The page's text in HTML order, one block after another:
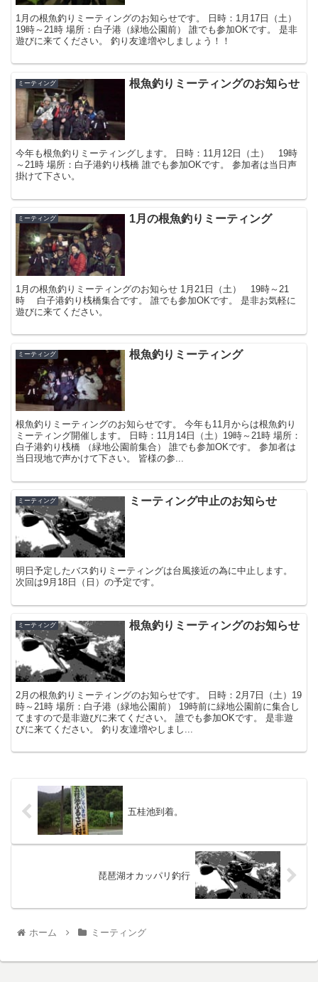
1月の根魚釣りミーティングのお知らせです。 日時：1月17日（土）
19時～21時 場所：白子港（緑地公園前） 誰でも参加OKです。 是非
遊びに来てください。 釣り友達増やしましょう！！
ミーティング 根魚釣りミーティングのお知らせ
今年も根魚釣りミーティングします。 日時：11月12日（土） 19時
～21時 場所：白子港釣り桟橋 誰でも参加OKです。 参加者は当日声
掛けて下さい。
ミーティング 1月の根魚釣りミーティング
1月の根魚釣りミーティングのお知らせ 1月21日（土） 19時～21
時 白子港釣り桟橋集合です。 誰でも参加OKです。 是非お気軽に
遊びに来てください。
ミーティング 根魚釣りミーティング
根魚釣りミーティングのお知らせです。 今年も11月からは根魚釣り
ミーティング開催します。 日時：11月14日（土）19時～21時 場所：
白子港釣り桟橋 （緑地公園前集合） 誰でも参加OKです。 参加者は
当日現地で声かけて下さい。 皆様の参...
ミーティング ミーティング中止のお知らせ
明日予定したバス釣りミーティングは台風接近の為に中止します。
次回は9月18日（日）の予定です。
ミーティング 根魚釣りミーティングのお知らせ
2月の根魚釣りミーティングのお知らせです。 日時：2月7日（土）19
時～21時 場所：白子港（緑地公園前） 19時前に緑地公園前に集合し
てますので是非遊びに来てください。 誰でも参加OKです。 是非遊
びに来てください。 釣り友達増やしまし...
五桂池到着。
琵琶湖オカッパリ釣行
ホーム ミーティング